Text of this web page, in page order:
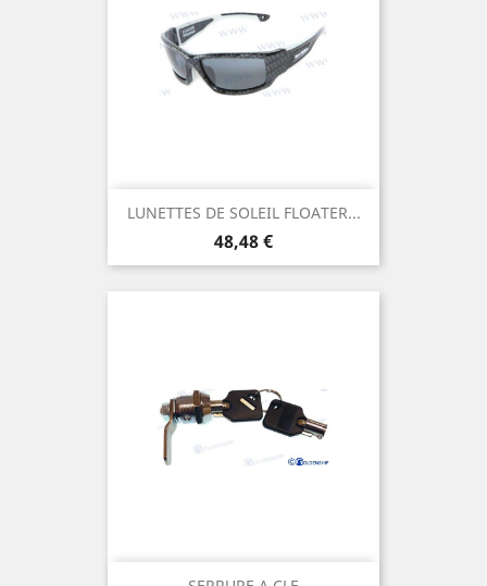
LUNETTES DE SOLEIL FLOATER...
Prix
48,48 €